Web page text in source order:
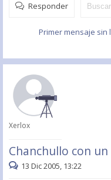
Responder
Primer mensaje sin
Xerlox
Chanchullo con
13 Dic 2005, 13:22